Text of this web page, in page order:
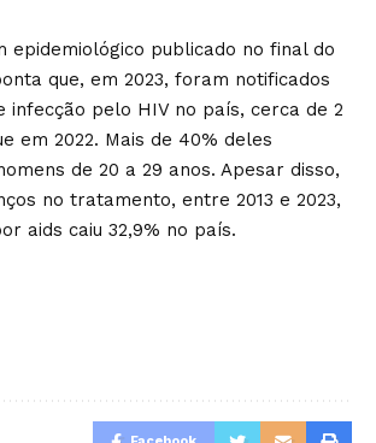
epidemiológico publicado no final do
que, em 2023, foram notificados
infecção pelo HIV no país, cerca de 2
em 2022. Mais de 40% deles
de 20 a 29 anos. Apesar disso,
no tratamento, entre 2013 e 2023,
aids caiu 32,9% no país.